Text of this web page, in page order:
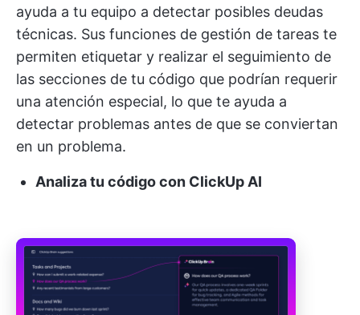
ayuda a tu equipo a detectar posibles deudas
técnicas. Sus funciones de gestión de tareas te
permiten etiquetar y realizar el seguimiento de
las secciones de tu código que podrían requerir
una atención especial, lo que te ayuda a
detectar problemas antes de que se conviertan
en un problema.
Analiza tu código con ClickUp AI